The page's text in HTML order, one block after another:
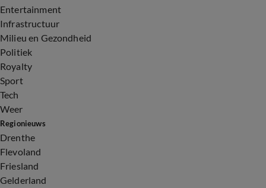
Entertainment
Infrastructuur
Milieu en Gezondheid
Politiek
Royalty
Sport
Tech
Weer
Regionieuws
Drenthe
Flevoland
Friesland
Gelderland